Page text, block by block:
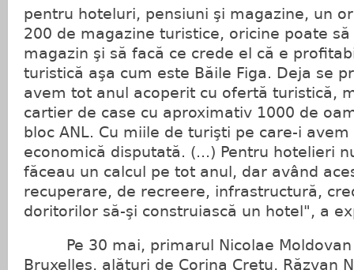
pentru hoteluri, pensiuni şi magazine, un
200 de magazine turistice, oricine poate
magazin şi să facă ce crede el că e
turistică aşa cum este Băile Figa. Deja se
avem tot anul acoperit cu ofertă turistică,
cartier de case cu aproximativ 1000 de
bloc ANL. Cu miile de turişti pe care-i
economică disputată. (...) Pentru hotelieri
făceau un calcul pe tot anul, dar având
recuperare, de recreere, infrastructură,
doritorilor să-şi construiască un hotel", a
Pe 30 mai, primarul Nicolae Moldovan
Bruxelles, alături de Corina Creţu, Răzvan